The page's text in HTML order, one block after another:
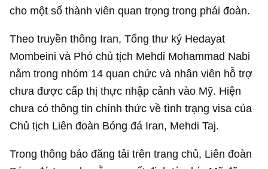
cho một số thành viên quan trọng trong phái đoàn.
Theo truyền thông Iran, Tổng thư ký Hedayat
Mombeini và Phó chủ tịch Mehdi Mohammad Nabi
nằm trong nhóm 14 quan chức và nhân viên hỗ trợ
chưa được cấp thị thực nhập cảnh vào Mỹ. Hiện
chưa có thông tin chính thức về tình trạng visa của
Chủ tịch Liên đoàn Bóng đá Iran, Mehdi Taj.
Trong thông báo đăng tải trên trang chủ, Liên đoàn